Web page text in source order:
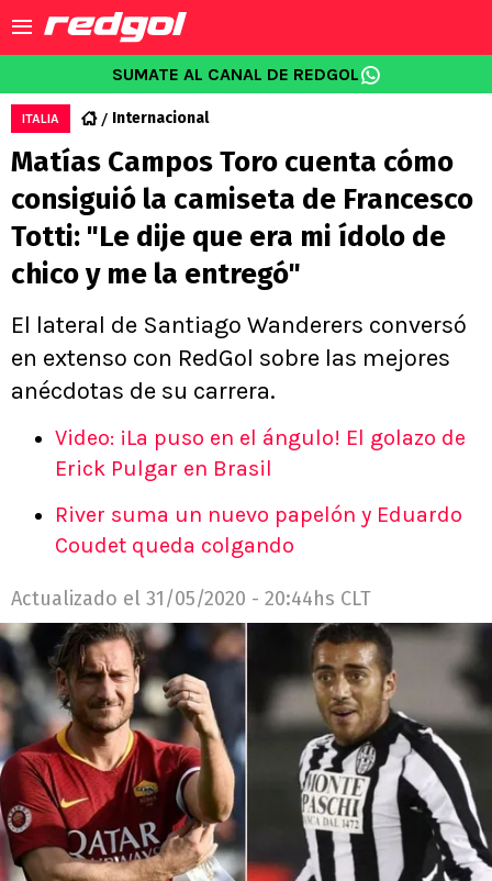
SUMATE AL CANAL DE REDGOL
ITALIA Internacional
Matías Campos Toro cuenta cómo
consiguió la camiseta de Francesco
Totti: "Le dije que era mi ídolo de
chico y me la entregó"
El lateral de Santiago Wanderers conversó
en extenso con RedGol sobre las mejores
anécdotas de su carrera.
Video: ¡La puso en el ángulo! El golazo de
Erick Pulgar en Brasil
River suma un nuevo papelón y Eduardo
Coudet queda colgando
Actualizado el 31/05/2020 - 20:44hs CLT